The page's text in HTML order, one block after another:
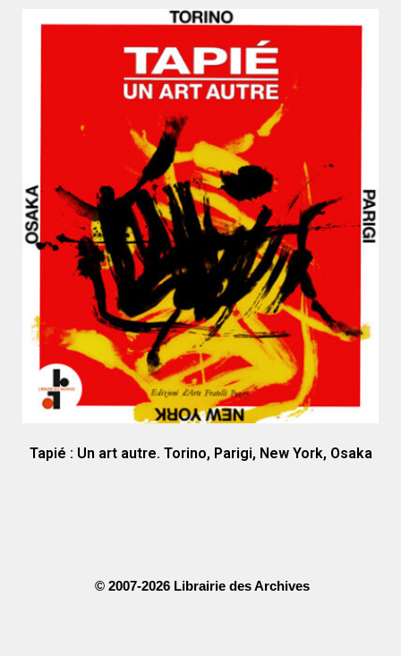
Tapié : Un art autre. Torino, Parigi, New York, Osaka
© 2007-2026 Librairie des Archives